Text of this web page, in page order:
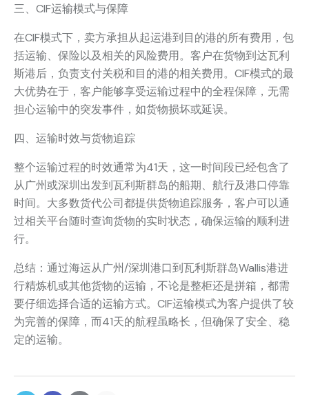
三、CIF运输模式与保障
在CIF模式下，卖方承担从起运港到目的港的所有费用，包
括运输、保险以及相关的风险费用。客户在货物到达瓦利
斯港后，负责支付关税和目的港的相关费用。CIF模式的最
大优势在于，客户能够享受运输过程中的全程保障，无需
担心运输中的突发事件，如货物损坏或延误。
四、运输时效与货物追踪
整个运输过程的时效通常为41天，这一时间段已经包含了
从广州或深圳出发到瓦利斯群岛的船期、航行及港口停靠
时间。大多数货代公司都提供货物追踪服务，客户可以通
过相关平台随时查询货物的实时状态，确保运输的顺利进
行。
总结：通过海运从广州/深圳港口到瓦利斯群岛Wallis港进
行精炼机或其他货物的运输，不论是整柜还是拼箱，都需
要仔细选择合适的运输方式。CIF运输模式为客户提供了较
为完善的保障，而41天的航程虽略长，但确保了安全、稳
定的运输。